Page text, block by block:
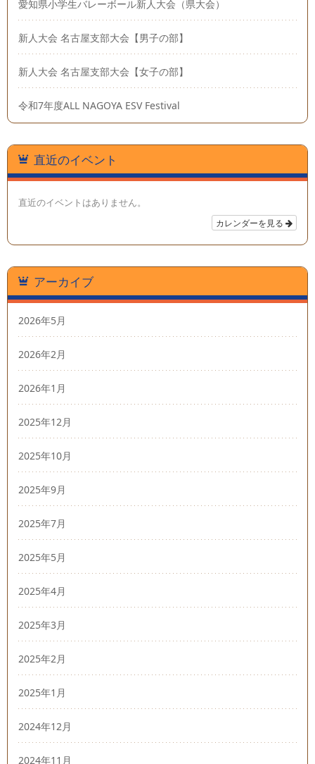
愛知県小学生バレーボール新人大会（県大会）
新人大会 名古屋支部大会【男子の部】
新人大会 名古屋支部大会【女子の部】
令和7年度ALL NAGOYA ESV Festival
直近のイベント
直近のイベントはありません。
カレンダーを見る
アーカイブ
2026年5月
2026年2月
2026年1月
2025年12月
2025年10月
2025年9月
2025年7月
2025年5月
2025年4月
2025年3月
2025年2月
2025年1月
2024年12月
2024年11月